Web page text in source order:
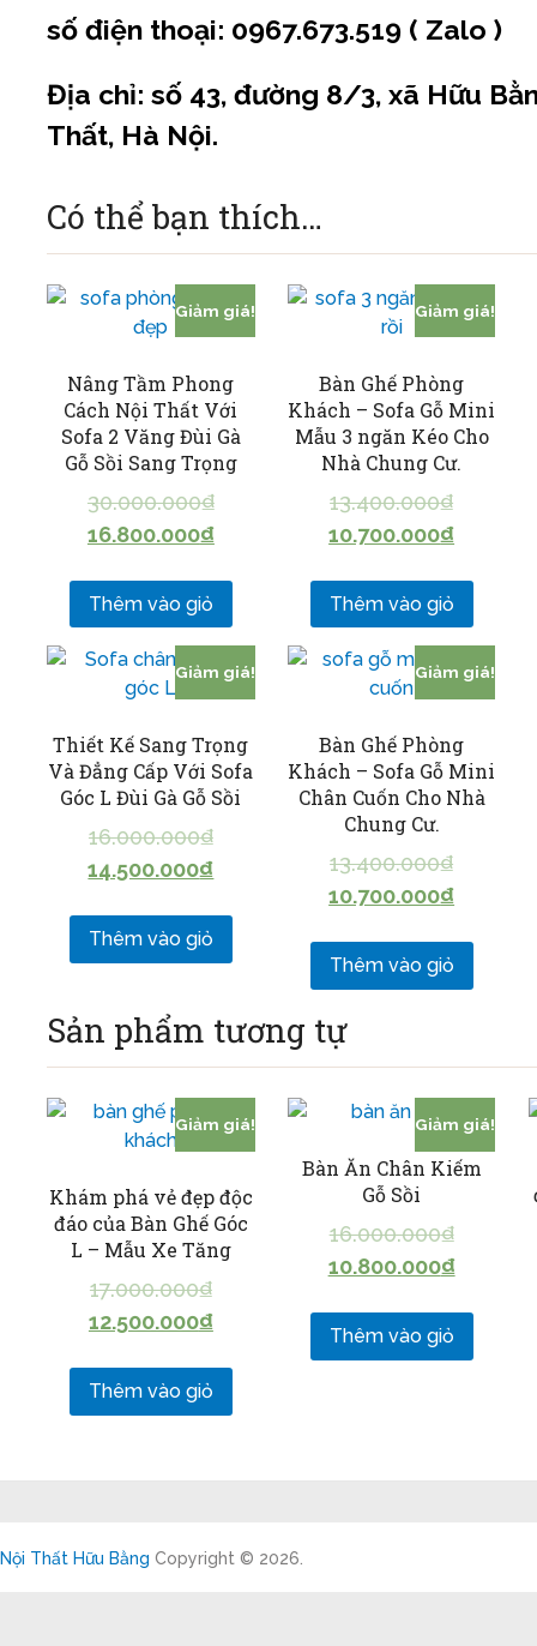
số điện thoại: 0967.673.519 ( Zalo )
Địa chỉ: số 43, đường 8/3, xã Hữu
Thất, Hà Nội.
Có thể bạn thích…
Giảm giá!
Nâng Tầm Phong
Cách Nội Thất Với
Sofa 2 Văng Đùi Gà
Gỗ Sồi Sang Trọng
30.000.000₫
16.800.000₫
Thêm vào giỏ
Giảm giá!
Bàn Ghế Phòng
Khách – Sofa Gỗ Mini
Mẫu 3 ngăn Kéo Cho
Nhà Chung Cư.
13.400.000₫
10.700.000₫
Thêm vào giỏ
Giảm giá!
Thiết Kế Sang Trọng
Và Đẳng Cấp Với Sofa
Góc L Đùi Gà Gỗ Sồi
16.000.000₫
14.500.000₫
Thêm vào giỏ
Giảm giá!
Bàn Ghế Phòng
Khách – Sofa Gỗ Mini
Chân Cuốn Cho Nhà
Chung Cư.
13.400.000₫
10.700.000₫
Thêm vào giỏ
Sản phẩm tương tự
Giảm giá!
Khám phá vẻ đẹp độc
đáo của Bàn Ghế Góc
L – Mẫu Xe Tăng
17.000.000₫
12.500.000₫
Thêm vào giỏ
Giảm giá!
Bàn Ăn Chân Kiếm
Gỗ Sồi
16.000.000₫
10.800.000₫
Thêm vào giỏ
Nội Thất Hữu Bằng Copyright © 2026.